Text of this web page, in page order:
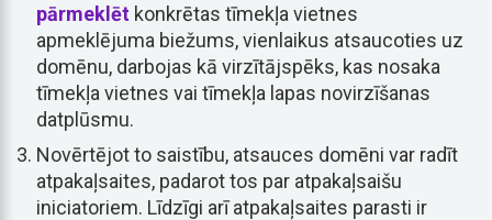
pārmeklēt konkrētas tīmekļa vietnes
apmeklējuma biežums, vienlaikus atsaucoties uz
domēnu, darbojas kā virzītājspēks, kas nosaka
tīmekļa vietnes vai tīmekļa lapas novirzīšanas
datplūsmu.
Novērtējot to saistību, atsauces domēni var radīt
atpakaļsaites, padarot tos par atpakaļsaišu
iniciatoriem. Līdzīgi arī atpakaļsaites parasti ir